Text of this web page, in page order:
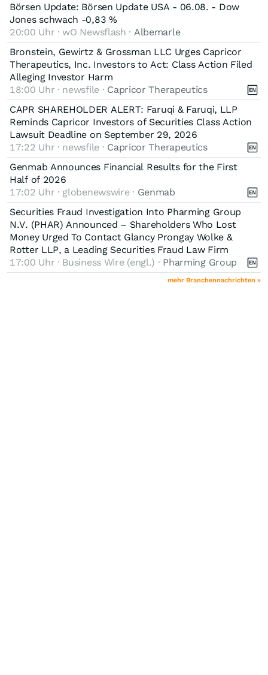
Börsen Update: Börsen Update USA - 06.08. - Dow
Jones schwach -0,83 %
20:00 Uhr · wO Newsflash · Albemarle
Bronstein, Gewirtz & Grossman LLC Urges Capricor
Therapeutics, Inc. Investors to Act: Class Action Filed
Alleging Investor Harm
18:00 Uhr · newsfile · Capricor Therapeutics
CAPR SHAREHOLDER ALERT: Faruqi & Faruqi, LLP
Reminds Capricor Investors of Securities Class Action
Lawsuit Deadline on September 29, 2026
17:22 Uhr · newsfile · Capricor Therapeutics
Genmab Announces Financial Results for the First
Half of 2026
17:02 Uhr · globenewswire · Genmab
Securities Fraud Investigation Into Pharming Group
N.V. (PHAR) Announced – Shareholders Who Lost
Money Urged To Contact Glancy Prongay Wolke &
Rotter LLP, a Leading Securities Fraud Law Firm
17:00 Uhr · Business Wire (engl.) · Pharming Group
mehr Branchennachrichten »